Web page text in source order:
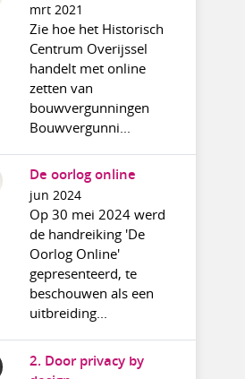
mrt 2021
Zie hoe het Historisch
Centrum Overijssel
handelt met online
zetten van
bouwvergunningen
Bouwvergunni...
De oorlog online
jun 2024
Op 30 mei 2024 werd
de handreiking 'De
Oorlog Online'
gepresenteerd, te
beschouwen als een
uitbreiding...
2. Door privacy by